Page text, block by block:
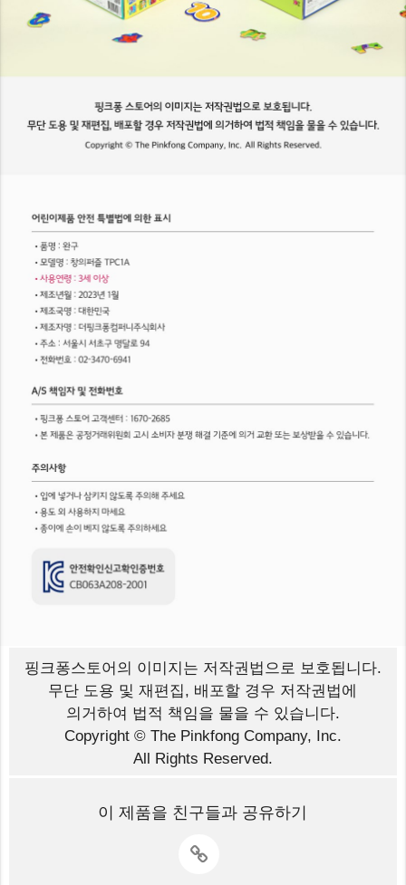
핑크퐁스토어의 이미지는 저작권법으로 보호됩니다.
무단 도용 및 재편집, 배포할 경우 저작권법에
의거하여 법적 책임을 물을 수 있습니다.
Copyright © The Pinkfong Company, Inc.
All Rights Reserved.
이 제품을 친구들과 공유하기